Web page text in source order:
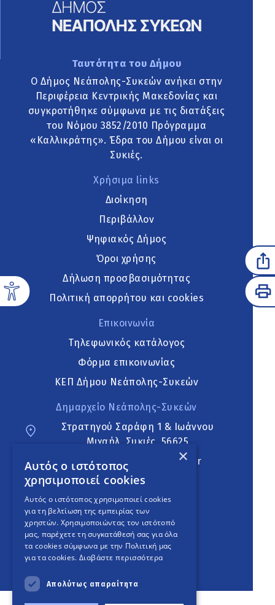
Ταυτότητα του Δήμου
Ο Δήμος Νεάπολης-Συκεών ανήκει στην
Περιφέρεια Κεντρικής Μακεδονίας και
συγκροτήθηκε σύμφωνα με τις διατάξεις
του Νόμου 3852/2010 Πρόγραμμα
«Καλλικράτης». Έδρα του Δήμου είναι οι
Συκιές.
Χρήσιμα links
Διοίκηση
Περιβάλλον
Ψηφιακός Δήμος
Όροι χρήσης
Δήλωση προσβασιμότητας
Πολιτική απορρήτου και cookies
Επικοινωνία
Τηλεφωνικός κατάλογος
Φόρμα επικοινωνίας
ΚΕΠ Δήμου Νεάπολης-Συκεών
Δημαρχείο Νεάπολης-Συκεών
Στρατηγού Σαράφη 1 & Ιωάννου
Μιχαήλ, Συκιές, 56625
neapoli.sykies@ddt.gov.gr
Ακολουθήστε
English Version
An project
×
Αυτός ο ιστότοπος
χρησιμοποιεί cookies
Αυτός ο ιστότοπος χρησιμοποιεί cookies
για τη βελτίωση της εμπειρίας των
χρηστών. Χρησιμοποιώντας τον ιστότοπό
μας, παρέχετε τη συγκατάθεσή σας για όλα
τα cookies σύμφωνα με την Πολιτική μας
για τα cookies. Διαβάστε περισσότερα
Απολύτως απαραίτητα